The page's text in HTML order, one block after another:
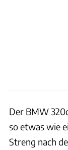
Der BMW
so etwas wie
Streng nach